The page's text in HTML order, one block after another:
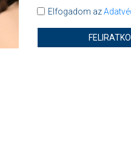
Elfogadom az